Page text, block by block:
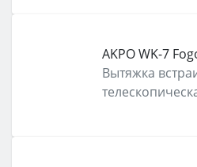
АKPO WK-7
Вытяжка